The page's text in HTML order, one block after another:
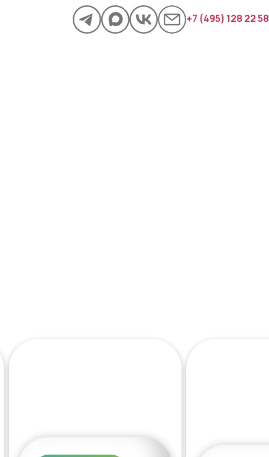
+7 (495) 128 22 58